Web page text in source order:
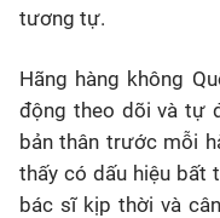
tương tự.
Hãng hàng không
động theo dõi và tự
bản thân trước mỗi
thấy có dấu hiệu bất
bác sĩ kịp thời và